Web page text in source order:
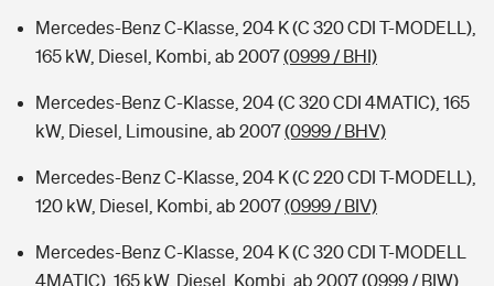
Mercedes-Benz C-Klasse, 204 K (C 320 CDI T-MODELL),
165 kW, Diesel, Kombi, ab 2007(0999 / BHI)
Mercedes-Benz C-Klasse, 204 (C 320 CDI 4MATIC), 165
kW, Diesel, Limousine, ab 2007(0999 / BHV)
Mercedes-Benz C-Klasse, 204 K (C 220 CDI T-MODELL),
120 kW, Diesel, Kombi, ab 2007(0999 / BIV)
Mercedes-Benz C-Klasse, 204 K (C 320 CDI T-MODELL
4MATIC), 165 kW, Diesel, Kombi, ab 2007(0999 / BIW)